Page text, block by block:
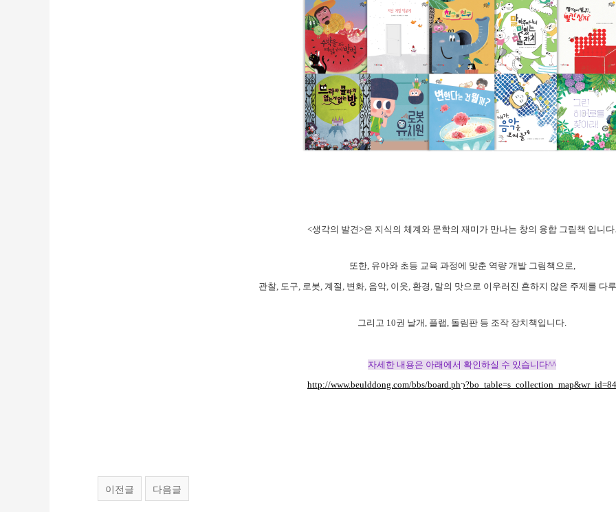
<생각의 발견>은 지식의 체계와 문학의 재미가 만나는 창의 융합 그림책 입니다.
또한, 유아와 초등 교육 과정에 맞춘 역량 개발 그림책으로,
관찰, 도구, 로봇, 계절, 변화, 음악, 이웃, 환경, 말의 맛으로 이우러진 흔하지 않은 주제를 다
그리고 10권 날개, 플랩, 돌림판 등 조작 장치책입니다.
자세한 내용은 아래에서 확인하실 수 있습니다^^
http://www.beulddong.com/bbs/board.php?bo_table=s_collection_map&wr_id=84
이전글 다음글